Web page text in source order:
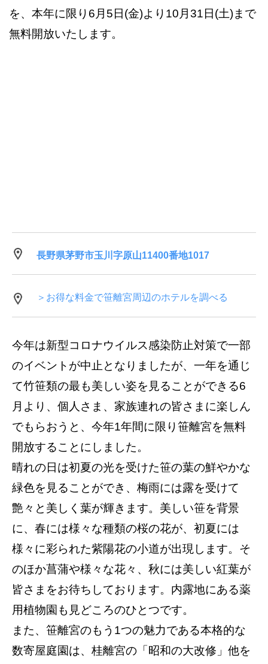
を、本年に限り6月5日(金)より10月31日(土)まで
無料開放いたします。
長野県茅野市玉川字原山11400番地1017
＞お得な料金で笹離宮周辺のホテルを調べる
今年は新型コロナウイルス感染防止対策で一部
のイベントが中止となりましたが、一年を通じ
て竹笹類の最も美しい姿を見ることができる6
月より、個人さま、家族連れの皆さまに楽しん
でもらおうと、今年1年間に限り笹離宮を無料
開放することにしました。
晴れの日は初夏の光を受けた笹の葉の鮮やかな
緑色を見ることができ、梅雨には露を受けて
艶々と美しく葉が輝きます。美しい笹を背景
に、春には様々な種類の桜の花が、初夏には
様々に彩られた紫陽花の小道が出現します。そ
のほか菖蒲や様々な花々、秋には美しい紅葉が
皆さまをお待ちしております。内露地にある薬
用植物園も見どころのひとつです。
また、笹離宮のもう1つの魅力である本格的な
数寄屋庭園は、桂離宮の「昭和の大改修」他を